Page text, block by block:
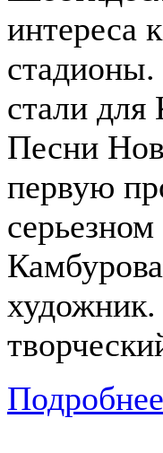
интереса
стали для
Песни
первую